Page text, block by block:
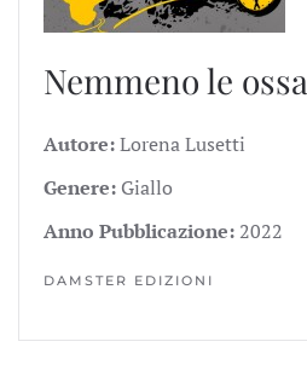
Nemmeno le ossa
Autore:Lorena Lusetti
Genere: Giallo
Anno Pubblicazione: 2022
DAMSTER EDIZIONI